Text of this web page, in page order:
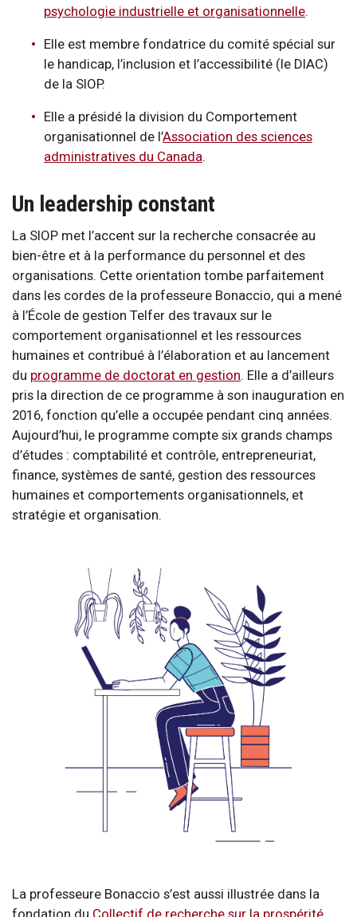
psychologie industrielle et organisationnelle.
Elle est membre fondatrice du comité spécial sur
le handicap, l’inclusion et l’accessibilité (le DIAC)
de la SIOP.
Elle a présidé la division du Comportement
organisationnel de l’Association des sciences
administratives du Canada.
Un leadership constant
La SIOP met l’accent sur la recherche consacrée au
bien-être et à la performance du personnel et des
organisations. Cette orientation tombe parfaitement
dans les cordes de la professeure Bonaccio, qui a mené
à l’École de gestion Telfer des travaux sur le
comportement organisationnel et les ressources
humaines et contribué à l’élaboration et au lancement
du programme de doctorat en gestion. Elle a d’ailleurs
pris la direction de ce programme à son inauguration en
2016, fonction qu’elle a occupée pendant cinq années.
Aujourd’hui, le programme compte six grands champs
d’études : comptabilité et contrôle, entrepreneuriat,
finance, systèmes de santé, gestion des ressources
humaines et comportements organisationnels, et
stratégie et organisation.
La professeure Bonaccio s’est aussi illustrée dans la
fondation du Collectif de recherche sur la prospérité